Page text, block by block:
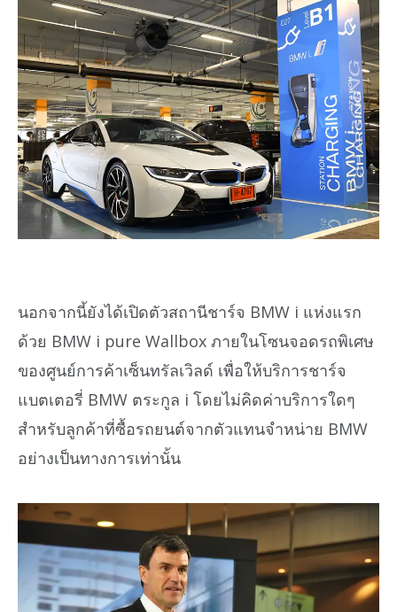
นอกจากนี้ยังได้เปิดตัวสถานีชาร์จ BMW i แห่งแรก
ด้วย BMW i pure Wallbox ภายในโซนจอดรถพิเศษ
ของศูนย์การค้าเซ็นทรัลเวิลด์ เพื่อให้บริการชาร์จ
แบตเตอรี่ BMW ตระกูล i โดยไม่คิดค่าบริการใดๆ
สำหรับลูกค้าที่ซื้อรถยนต์จากตัวแทนจำหน่าย BMW
อย่างเป็นทางการเท่านั้น